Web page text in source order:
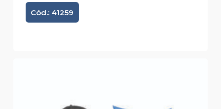
Cód.: 41259